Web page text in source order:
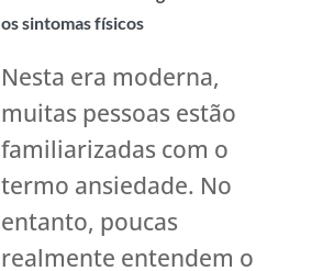
os sintomas físicos
Nesta era moderna,
muitas pessoas estão
familiarizadas com o
termo ansiedade. No
entanto, poucas
realmente entendem o